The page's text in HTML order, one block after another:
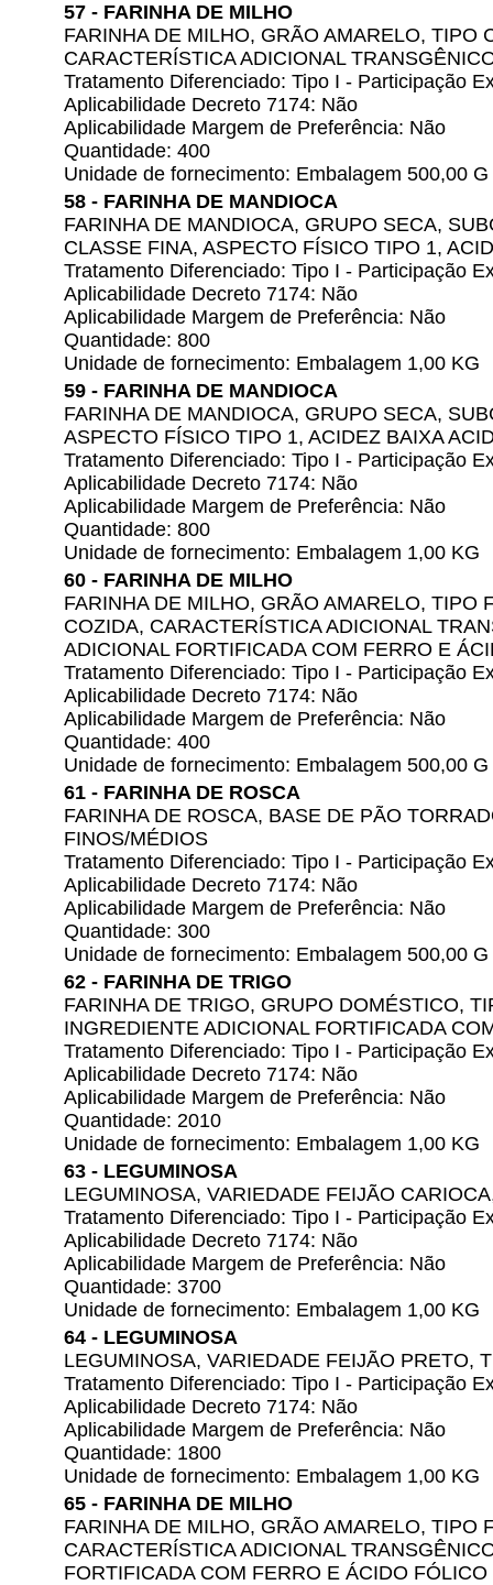
57 - FARINHA DE MILHO
FARINHA DE MILHO, GRÃO AMARELO, TIPO
CARACTERÍSTICA ADICIONAL
Tratamento Diferenciado: Tipo I - Participação
Aplicabilidade Decreto 7174: Não
Aplicabilidade Margem de Preferência: Não
Quantidade: 400
Unidade de fornecimento: Embalagem 500,00 G
58 - FARINHA DE MANDIOCA
FARINHA DE MANDIOCA, GRUPO SECA,
CLASSE FINA, ASPECTO FÍSICO TIPO 1,
Tratamento Diferenciado: Tipo I - Participação
Aplicabilidade Decreto 7174: Não
Aplicabilidade Margem de Preferência: Não
Quantidade: 800
Unidade de fornecimento: Embalagem 1,00 KG
59 - FARINHA DE MANDIOCA
FARINHA DE MANDIOCA, GRUPO SECA,
ASPECTO FÍSICO TIPO 1, ACIDEZ BAIXA
Tratamento Diferenciado: Tipo I - Participação
Aplicabilidade Decreto 7174: Não
Aplicabilidade Margem de Preferência: Não
Quantidade: 800
Unidade de fornecimento: Embalagem 1,00 KG
60 - FARINHA DE MILHO
FARINHA DE MILHO, GRÃO AMARELO, TIPO
COZIDA, CARACTERÍSTICA ADICIONAL
ADICIONAL FORTIFICADA COM FERRO E
Tratamento Diferenciado: Tipo I - Participação
Aplicabilidade Decreto 7174: Não
Aplicabilidade Margem de Preferência: Não
Quantidade: 400
Unidade de fornecimento: Embalagem 500,00 G
61 - FARINHA DE ROSCA
FARINHA DE ROSCA, BASE DE PÃO
FINOS/MÉDIOS
Tratamento Diferenciado: Tipo I - Participação
Aplicabilidade Decreto 7174: Não
Aplicabilidade Margem de Preferência: Não
Quantidade: 300
Unidade de fornecimento: Embalagem 500,00 G
62 - FARINHA DE TRIGO
FARINHA DE TRIGO, GRUPO DOMÉSTICO,
INGREDIENTE ADICIONAL FORTIFICADA
Tratamento Diferenciado: Tipo I - Participação
Aplicabilidade Decreto 7174: Não
Aplicabilidade Margem de Preferência: Não
Quantidade: 2010
Unidade de fornecimento: Embalagem 1,00 KG
63 - LEGUMINOSA
LEGUMINOSA, VARIEDADE FEIJÃO
Tratamento Diferenciado: Tipo I - Participação
Aplicabilidade Decreto 7174: Não
Aplicabilidade Margem de Preferência: Não
Quantidade: 3700
Unidade de fornecimento: Embalagem 1,00 KG
64 - LEGUMINOSA
LEGUMINOSA, VARIEDADE FEIJÃO PRETO,
Tratamento Diferenciado: Tipo I - Participação
Aplicabilidade Decreto 7174: Não
Aplicabilidade Margem de Preferência: Não
Quantidade: 1800
Unidade de fornecimento: Embalagem 1,00 KG
65 - FARINHA DE MILHO
FARINHA DE MILHO, GRÃO AMARELO, TIPO
CARACTERÍSTICA ADICIONAL
FORTIFICADA COM FERRO E ÁCIDO FÓLICO